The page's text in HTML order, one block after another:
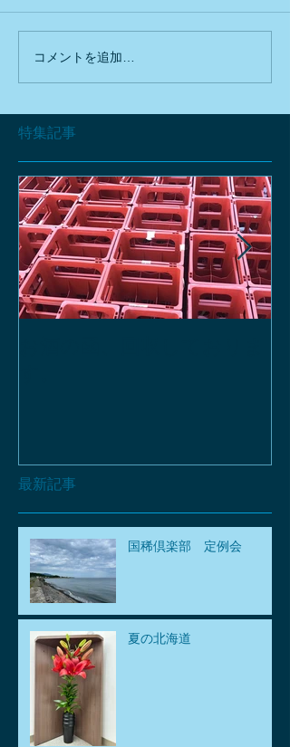
最新記事
特集記事
コメントを追加…
国稀倶楽部 定例会
夏の北海道